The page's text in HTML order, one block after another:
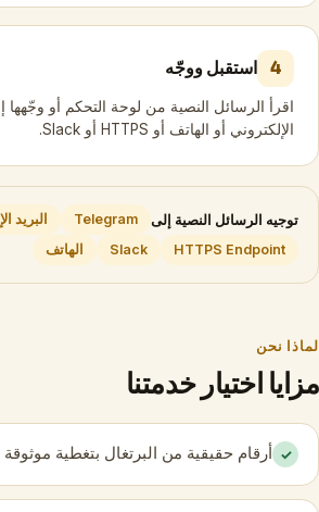
4 استقبل ووجّه
الإلكتروني أو الهاتف أو HTTPS أو Slack.
توجيه الرسائل النصية إلى Telegram
البريد
HTTPS Endpoint
Slack الهاتف
لماذا نحن
مزايا اختيار خدمتنا
✓ أرقام حقيقية من البرتغال بتغطية موثوقة